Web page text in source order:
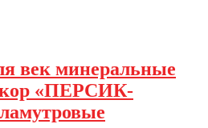
век минеральные
«ПЕРСИК-